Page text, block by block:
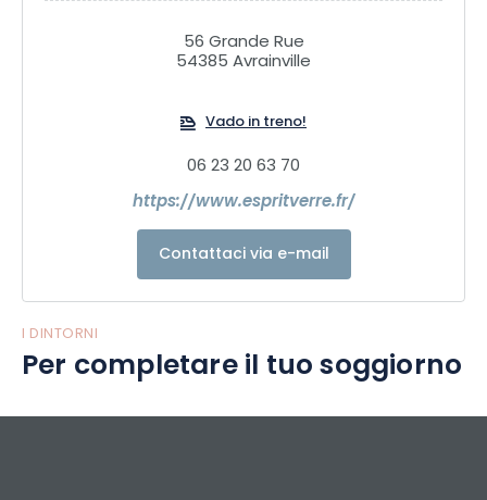
56 Grande Rue
54385 Avrainville
Vado in treno!
06 23 20 63 70
https://www.espritverre.fr/
Contattaci via e-mail
I DINTORNI
Per completare il tuo soggiorno